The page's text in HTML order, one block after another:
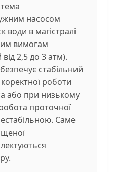
насосом
води в магістралі
вимогам
2,5 до 3 атм).
стабільний
роботи
або при низькому
проточної
Саме